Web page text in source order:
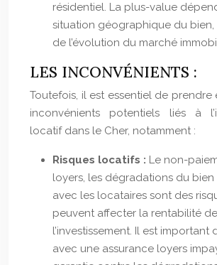
résidentiel. La plus-value
situation géographique du
de l’évolution du marché
LES INCONVÉNIENTS :
Toutefois, il est essentiel de
inconvénients potentiels liés à
locatif dans le Cher, notamment :
Risques locatifs : Le non-
loyers, les dégradations du bien
avec les locataires sont des
peuvent affecter la rentabilité de
l’investissement. Il est important
avec une assurance loyers